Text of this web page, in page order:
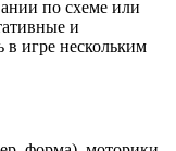
по схеме или
и
в игре нескольким